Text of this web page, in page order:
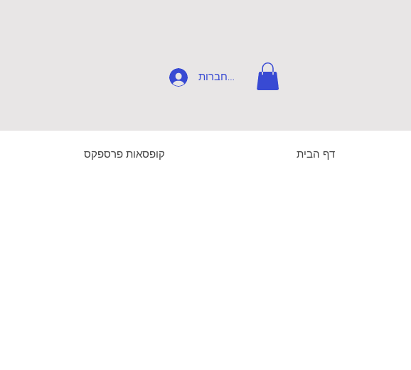
להתחברות
דף הבית קופסאות פרספקס